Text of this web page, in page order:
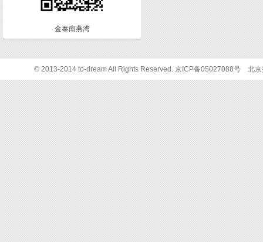
金泰南燕湾
© 2013-2014 to-dream All Rights Reserved. 京ICP备05027088号 北